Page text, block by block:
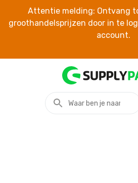
Attentie melding: Ontvang
groothandelsprijzen door in te
account.